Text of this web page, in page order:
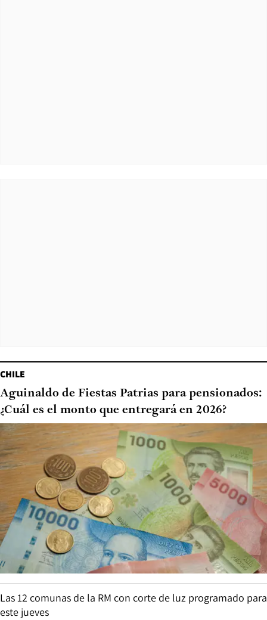
CHILE
Aguinaldo de Fiestas Patrias para pensionados:
¿Cuál es el monto que entregará en 2026?
Las 12 comunas de la RM con corte de luz programado para
este jueves